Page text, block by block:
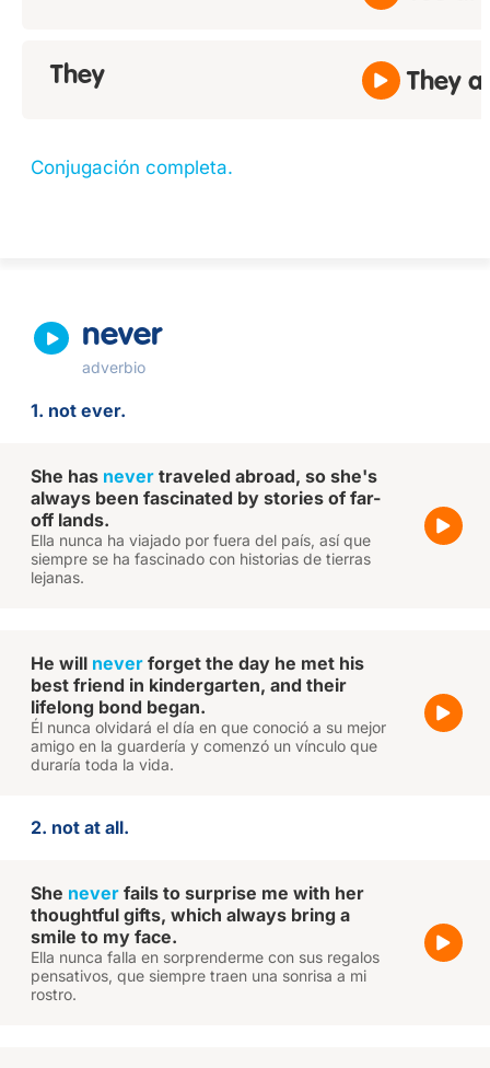
They They
Conjugación completa.
never
adverbio
1. not ever.
She has never traveled abroad, so she's
always been fascinated by stories of far-
off lands.
Ella nunca ha viajado por fuera del país, así que
siempre se ha fascinado con historias de tierras
lejanas.
He will never forget the day he met his
best friend in kindergarten, and their
lifelong bond began.
Él nunca olvidará el día en que conoció a su mejor
amigo en la guardería y comenzó un vínculo que
duraría toda la vida.
2. not at all.
She never fails to surprise me with her
thoughtful gifts, which always bring a
smile to my face.
Ella nunca falla en sorprenderme con sus regalos
pensativos, que siempre traen una sonrisa a mi
rostro.